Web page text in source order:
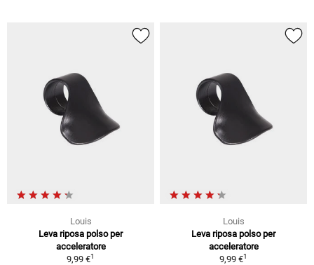
Louis
Leva riposa polso per
acceleratore
9,99 €1
Louis
Leva riposa polso per
acceleratore
9,99 €1